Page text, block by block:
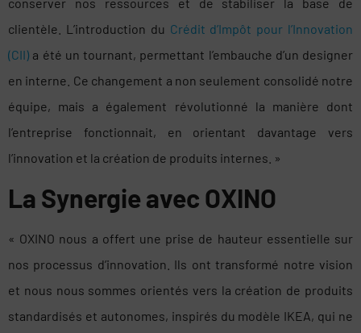
clientèle. L’introduction du Crédit d’Impôt pour l’Innovation
(CII) a été un tournant, permettant l’embauche d’un designer
en interne. Ce changement a non seulement consolidé notre
équipe, mais a également révolutionné la manière dont
l’entreprise fonctionnait, en orientant davantage vers
l’innovation et la création de produits internes. »
La Synergie avec OXINO
« OXINO nous a offert une prise de hauteur essentielle sur
nos processus d’innovation. Ils ont transformé notre vision
et nous nous sommes orientés vers la création de produits
standardisés et autonomes, inspirés du modèle IKEA, qui ne